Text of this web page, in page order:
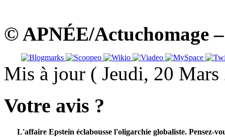
© APNÉE/Actuchomage
Mis à jour ( Jeudi, 20
Votre avis ?
L'affaire Epstein éclabousse l'oligarchie globaliste. Pensez-